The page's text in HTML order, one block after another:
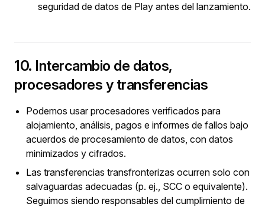
seguridad de datos de Play antes del lanzamiento.
10. Intercambio de datos,
procesadores y transferencias
Podemos usar procesadores verificados para
alojamiento, análisis, pagos e informes de fallos bajo
acuerdos de procesamiento de datos, con datos
minimizados y cifrados.
Las transferencias transfronterizas ocurren solo con
salvaguardas adecuadas (p. ej., SCC o equivalente).
Seguimos siendo responsables del cumplimiento de